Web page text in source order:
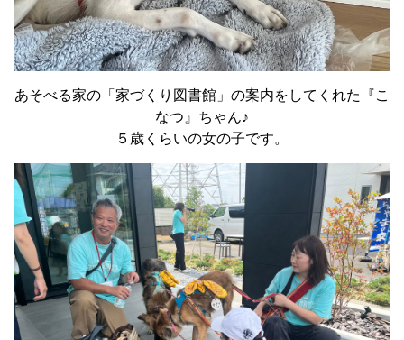
あそべる家の「家づくり図書館」の案内をしてくれた『こ
なつ』ちゃん♪
５歳くらいの女の子です。